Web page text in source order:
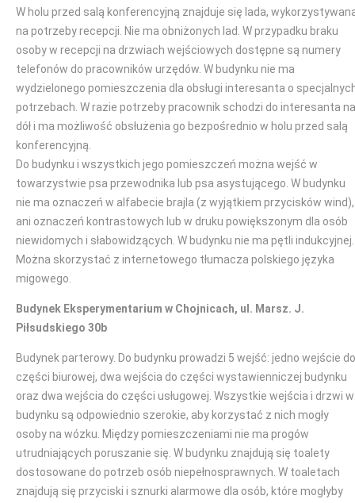
W holu przed salą konferencyjną znajduje się lada,
na potrzeby recepcji. Nie ma obniżonych lad. W przypadku braku
osoby w recepcji na drzwiach wejściowych dostępne są numery
telefonów do pracowników urzędów. W budynku nie ma
wydzielonego pomieszczenia dla obsługi interesanta o
potrzebach. W razie potrzeby pracownik schodzi do interesanta na
dół i ma możliwość obsłużenia go bezpośrednio w holu przed salą
konferencyjną.
Do budynku i wszystkich jego pomieszczeń można wejść w
towarzystwie psa przewodnika lub psa asystującego. W budynku
nie ma oznaczeń w alfabecie brajla (z wyjątkiem przycisków wind),
ani oznaczeń kontrastowych lub w druku powiększonym dla osób
niewidomych i słabowidzących. W budynku nie ma pętli indukcyjnej.
Można skorzystać z internetowego tłumacza polskiego języka
migowego.
Budynek Eksperymentarium w Chojnicach, ul. Marsz. J.
Piłsudskiego 30b
Budynek parterowy. Do budynku prowadzi 5 wejść: jedno wejście do
części biurowej, dwa wejścia do części wystawienniczej budynku
oraz dwa wejścia do części usługowej. Wszystkie wejścia i drzwi w
budynku są odpowiednio szerokie, aby korzystać z nich mogły
osoby na wózku. Między pomieszczeniami nie ma progów
utrudniających poruszanie się. W budynku znajdują się toalety
dostosowane do potrzeb osób niepełnosprawnych. W toaletach
znajdują się przyciski i sznurki alarmowe dla osób, które mogłyby